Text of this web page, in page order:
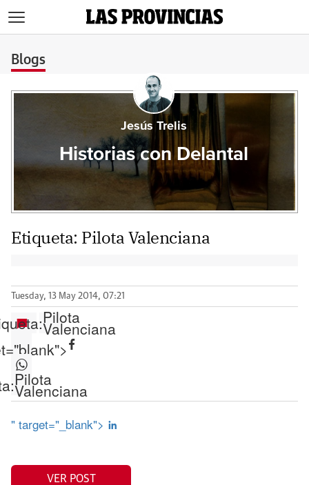
Blogs
Jesús Trelis
Historias con Delantal
Etiqueta: Pilota Valenciana
Tuesday, 13 May 2014, 07:21
Pilota
Valenciana
Pilota
Valenciana
" target="_blank">
VER POST